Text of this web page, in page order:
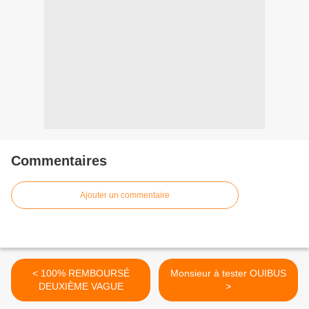
Commentaires
Ajouter un commentaire
< 100% REMBOURSÉ
DEUXIÈME VAGUE
Monsieur à tester OUIBUS
>